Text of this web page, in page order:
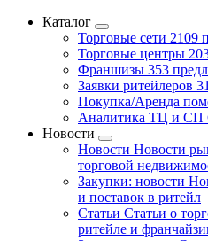
Каталог
Торговые сети 2109
Торговые центры
Франшизы 353
Заявки ритейлеров
Покупка/Аренда
Аналитика ТЦ и СП
Новости
Новости Новости
торговой
Закупки: новости
и поставок в ритейл
Статьи Статьи о
ритейле и